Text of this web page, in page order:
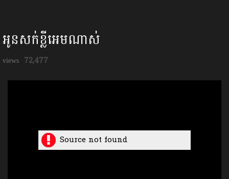
អូនសក់ខ្លីអេមណាស់
72,477
Source not found